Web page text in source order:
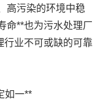
高污染的环境中稳
命**也为污水处理厂
行业不可或缺的可靠
如一**